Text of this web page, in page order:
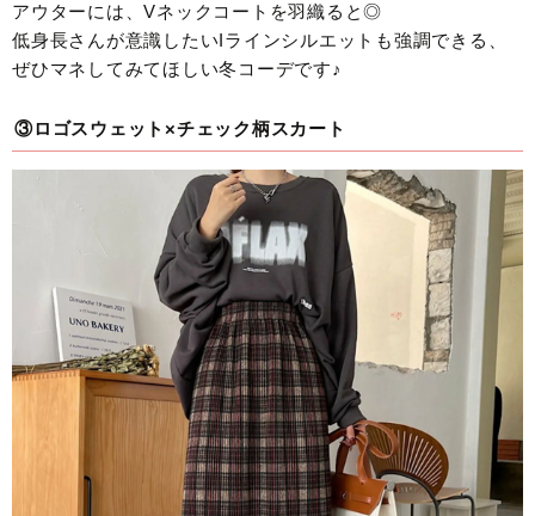
アウターには、Vネックコートを羽織ると◎
低身長さんが意識したいIラインシルエットも強調できる、
ぜひマネしてみてほしい冬コーデです♪
③ロゴスウェット×チェック柄スカート